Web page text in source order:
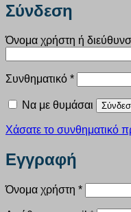
Σύνδεση
Όνομα χρήστη ή
Συνθηματικό *Απαιτείται
Να με θυμάσαι
Χάσατε το συνθηματικό
Εγγραφή
Όνομα χρήστη *Απαιτείται